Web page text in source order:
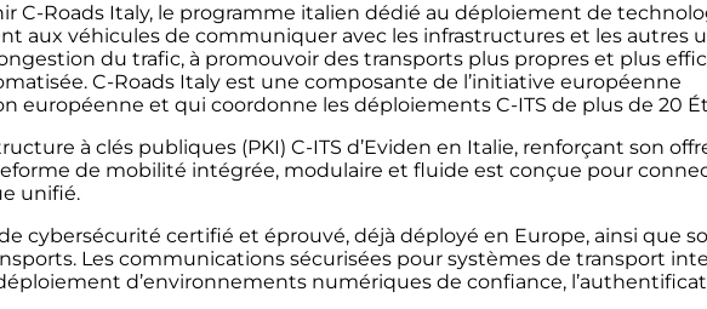
C-Roads Italy, le programme italien dédié au déploiement de
aux véhicules de communiquer avec les infrastructures et les autres
du trafic, à promouvoir des transports plus propres et plus
C-Roads Italy est une composante de l’initiative européenne
européenne et qui coordonne les déploiements C-ITS de plus de 20
à clés publiques (PKI) C-ITS d’Eviden en Italie, renforçant son
de mobilité intégrée, modulaire et fluide est conçue pour
unifié.
cybersécurité certifié et éprouvé, déjà déployé en Europe, ainsi que
Les communications sécurisées pour systèmes de transport
d’environnements numériques de confiance,